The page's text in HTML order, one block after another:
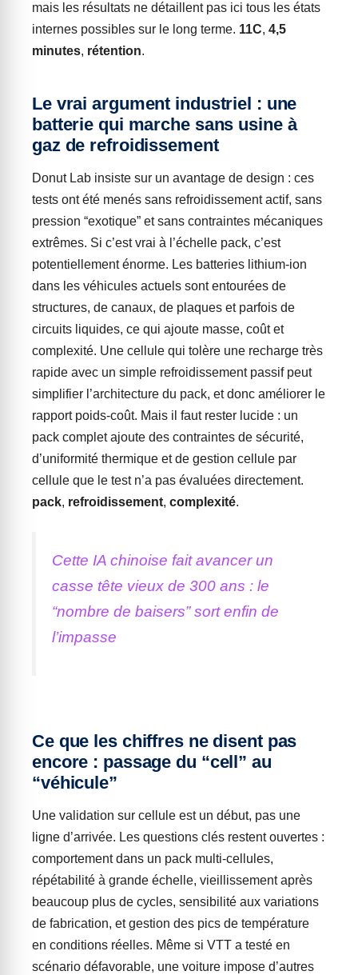
mais les résultats ne détaillent pas ici tous les états
internes possibles sur le long terme. 11C, 4,5
minutes, rétention.
Le vrai argument industriel : une
batterie qui marche sans usine à
gaz de refroidissement
Donut Lab insiste sur un avantage de design : ces
tests ont été menés sans refroidissement actif, sans
pression “exotique” et sans contraintes mécaniques
extrêmes. Si c’est vrai à l’échelle pack, c’est
potentiellement énorme. Les batteries lithium-ion
dans les véhicules actuels sont entourées de
structures, de canaux, de plaques et parfois de
circuits liquides, ce qui ajoute masse, coût et
complexité. Une cellule qui tolère une recharge très
rapide avec un simple refroidissement passif peut
simplifier l’architecture du pack, et donc améliorer le
rapport poids-coût. Mais il faut rester lucide : un
pack complet ajoute des contraintes de sécurité,
d’uniformité thermique et de gestion cellule par
cellule que le test n’a pas évaluées directement.
pack, refroidissement, complexité.
Cette IA chinoise fait avancer un
casse tête vieux de 300 ans : le
“nombre de baisers” sort enfin de
l’impasse
Ce que les chiffres ne disent pas
encore : passage du “cell” au
“véhicule”
Une validation sur cellule est un début, pas une
ligne d’arrivée. Les questions clés restent ouvertes :
comportement dans un pack multi-cellules,
répétabilité à grande échelle, vieillissement après
beaucoup plus de cycles, sensibilité aux variations
de fabrication, et gestion des pics de température
en conditions réelles. Même si VTT a testé en
scénario défavorable, une voiture impose d’autres